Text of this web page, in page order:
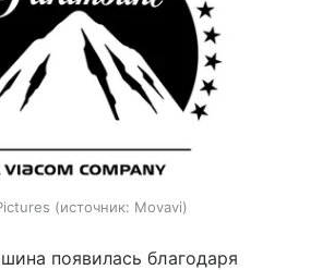
источник: Movavi
появилась благодаря